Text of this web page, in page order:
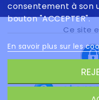
consentement à son
bouton "ACCEPTER".
En savoir plus sur les
Ce site